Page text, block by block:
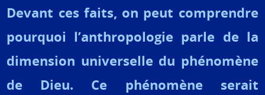
Devant ces faits, on peut comprendre
pourquoi l’anthropologie parle de la
dimension universelle du phénomène
de Dieu. Ce phénomène serait